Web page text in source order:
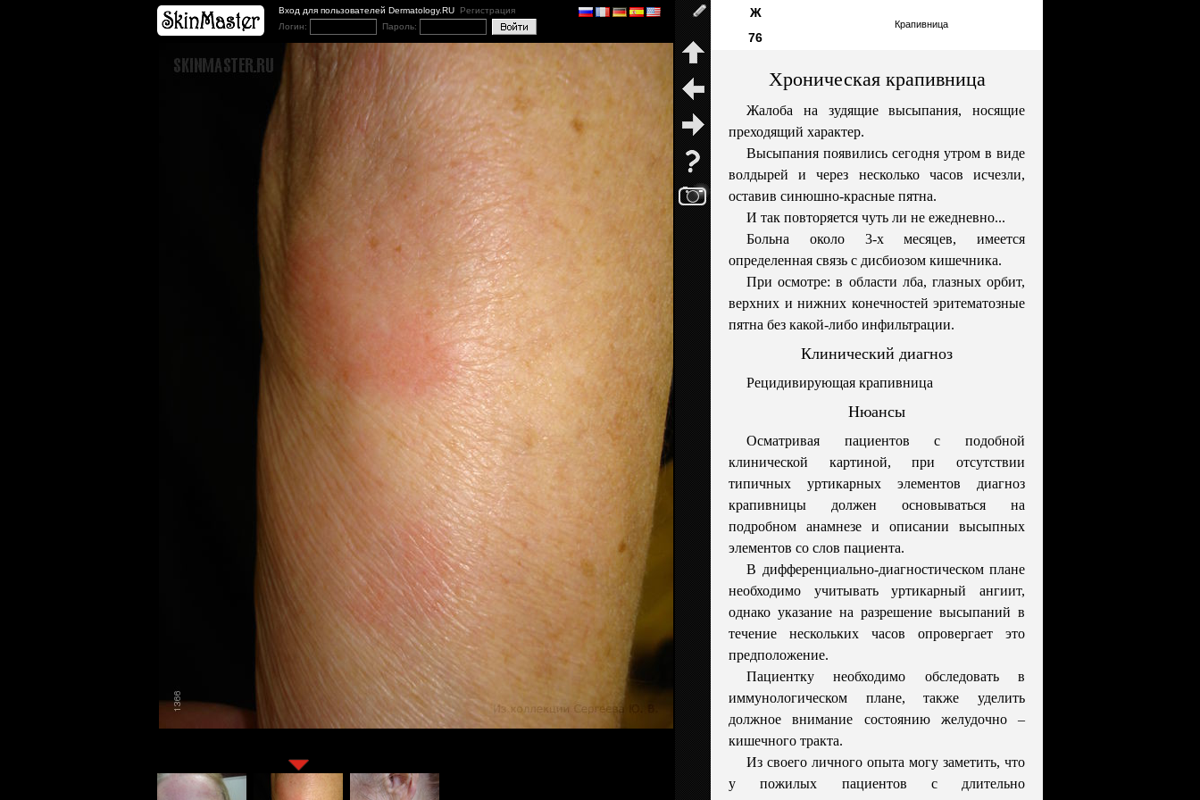
Вход для пользователей Dermatology.RU Регистрация
Логин:
Пароль:
Ж
76
Крапивница
Хроническая крапивница
Жалоба на зудящие высыпания, носящие
преходящий характер.
Высыпания появились сегодня утром в виде
волдырей и через несколько часов исчезли,
оставив синюшно-красные пятна.
И так повторяется чуть ли не ежедневно...
Больна около 3-х месяцев, имеется
определенная связь с дисбиозом кишечника.
При осмотре: в области лба, глазных орбит,
верхних и нижних конечностей эритематозные
пятна без какой-либо инфильтрации.
Клинический диагноз
Рецидивирующая крапивница
Нюансы
Осматривая пациентов с подобной
клинической картиной, при отсутствии
типичных уртикарных элементов диагноз
крапивницы должен основываться на
подробном анамнезе и описании высыпных
элементов со слов пациента.
В дифференциально-диагностическом плане
необходимо учитывать уртикарный ангиит,
однако указание на разрешение высыпаний в
течение нескольких часов опровергает это
предположение.
Пациентку необходимо обследовать в
иммунологическом плане, также уделить
должное внимание состоянию желудочно –
кишечного тракта.
Из своего личного опыта могу заметить, что
у пожилых пациентов с длительно